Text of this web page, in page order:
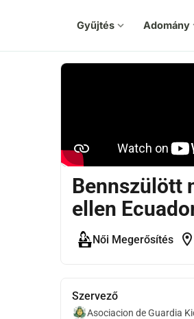
Gyűjtés expand_more Adomány
Bennszülött
ellen
Női Megerősítés location_on
Szervező
Asociacion de Guardia